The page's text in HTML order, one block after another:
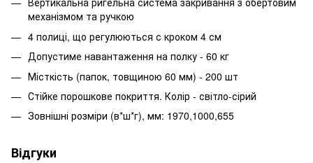
механізмом та ручкою
4 полиці, що регулюються с кроком 4 см
Допустиме навантаження на полку - 60 кг
Місткість (папок, товщиною 60 мм) - 200 шт
Стійке порошкове покриття. Колір - світло-сірий
Зовнішні розміри (в*ш*г), мм: 1970,1000,655
Відгуки